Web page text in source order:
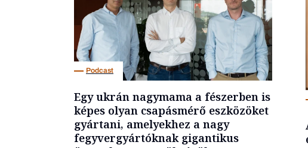
Podcast
Egy ukrán nagymama a fészerben is
képes olyan csapásmérő eszközöket
gyártani, amelyekhez a nagy
fegyvergyártóknak gigantikus